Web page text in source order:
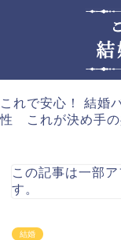
これで安心！ 結婚
性 これが決め手の
この記事は一部
す。
結婚